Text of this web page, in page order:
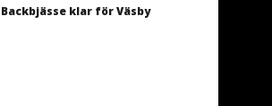
Backbjässe klar för Väsby